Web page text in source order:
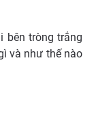
bên tròng trắng
và như thế nào